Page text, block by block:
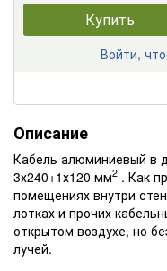
Купить
Войти,
Описание
Кабель алюминиевый в
3х240+1х120 мм2 . Как
помещениях внутри
лотках и прочих
открытом воздухе, но
лучей.